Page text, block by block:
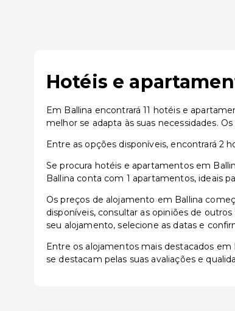
Hotéis e
Em Ballina encontrará 11 hotéis e
melhor se adapta às suas necessidades.
Entre as opções disponíveis, encontrará 2
Se procura hotéis e apartamentos em
Ballina conta com 1 apartamentos, ideais
Os preços de alojamento em Ballina
disponíveis, consultar as opiniões de
seu alojamento, selecione as datas e
Entre os alojamentos mais destacados
se destacam pelas suas avaliações e